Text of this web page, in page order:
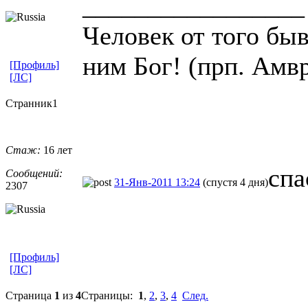
Человек от того
ним Бог! (прп.
[Профиль]
[ЛС]
Странник1
Стаж: 16 лет
Сообщений:
2307
31-Янв-2011 13:24 (спустя 4 дня)
[Профиль]
[ЛС]
Страница 1 из 4Страницы: 1, 2, 3, 4 След.